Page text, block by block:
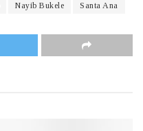
Nayib Bukele Santa Ana